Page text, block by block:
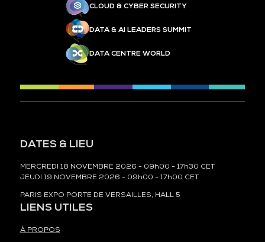
CLOUD & CYBER SECURITY
DATA & AI LEADERS SUMMIT
DATA CENTRE WORLD
DATES & LIEU
MERCREDI 18 NOVEMBRE 2026 - 09h00 - 17h30 CET
JEUDI 19 NOVEMBRE 2026 - 09h00 - 17h00 CET
PARIS EXPO PORTE DE VERSAILLES, HALL 5
LIENS UTILES
À PROPOS